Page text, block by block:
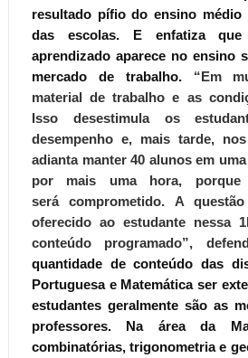
resultado pífio do ensino
das escolas. E enfatiza
aprendizado aparece no ensino
mercado de trabalho. “Em
material de trabalho e as
Isso desestimula os
desempenho e, mais tarde,
adianta manter 40 alunos em
por mais uma hora, porque
será comprometido. A
oferecido ao estudante nessa
conteúdo programado”,
quantidade de conteúdo das
Portuguesa e Matemática ser
estudantes geralmente são as
professores. Na área da
combinatórias, trigonometria e